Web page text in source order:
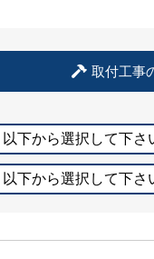
取付工事
以下から選択して下さ
以下から選択して下さ